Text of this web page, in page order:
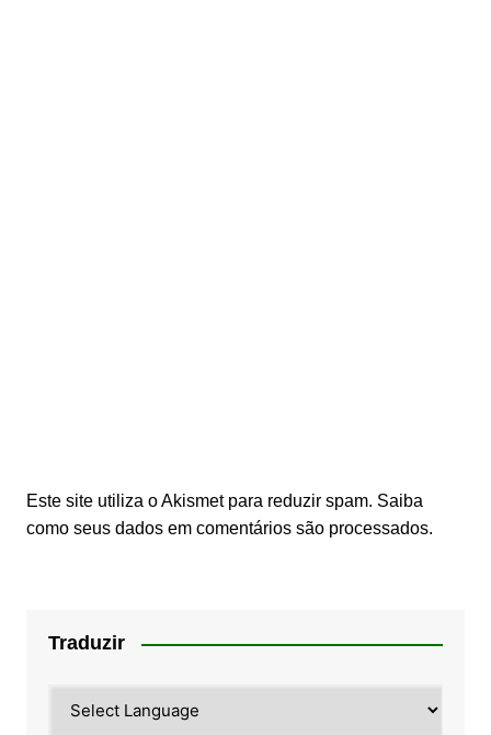
Este site utiliza o Akismet para reduzir spam. Saiba
como seus dados em comentários são processados.
Traduzir